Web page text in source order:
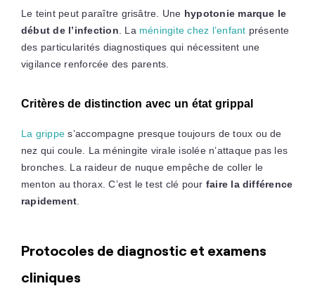
Le teint peut paraître grisâtre. Une hypotonie marque le
début de l’infection . La méningite chez l’enfant présente
des particularités diagnostiques qui nécessitent une
vigilance renforcée des parents.
Critères de distinction avec un état grippal
La grippe s’accompagne presque toujours de toux ou de
nez qui coule. La méningite virale isolée n’attaque pas les
bronches. La raideur de nuque empêche de coller le
menton au thorax. C’est le test clé pour faire la différence
rapidement
Protocoles de diagnostic et examens
cliniques